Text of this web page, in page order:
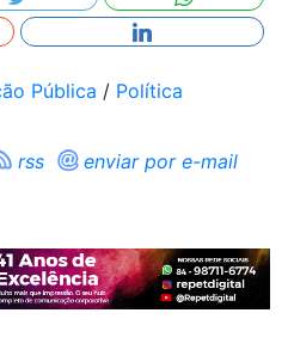
Pública / Política
rss enviar por e-mail